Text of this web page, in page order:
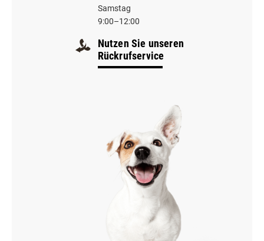
Samstag
9:00–12:00
Nutzen Sie unseren
Rückrufservice